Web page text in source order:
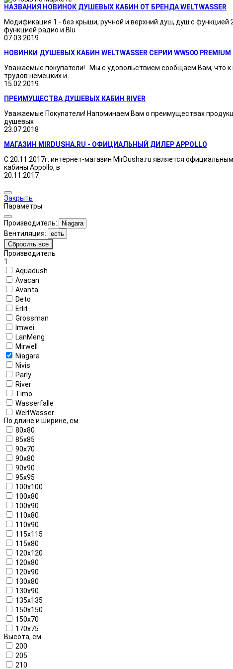
НАЗВАНИЯ НОВИНОК ДУШЕВЫХ КАБИН ОТ БРЕНДА WELTWASSER
Модификация 1 - без крыши, ручной и верхний душ, душ с
функцией радио и Blu
07.03.2019
НОВИНКИ ДУШЕВЫХ КАБИН WELTWASSER СЕРИИ WW500 PREMIUM
Уважаемые покупатели! Мы с удовольствием сообщаем Вам, что к
трудов немецких и
15.02.2019
ПРЕИМУЩЕСТВА ДУШЕВЫХ КАБИН RIVER
Уважаемые Покупатели! Напоминаем Вам о преимуществах
душевых
23.07.2018
МАГАЗИН MIRDUSHA.RU - ОФИЦИАЛЬНЫЙ ДИЛЕР APPOLLO
С 20.11.2017г. интернет-магазин MirDusha.ru является
кабины Appollo, в
20.11.2017
Закрыть
Параметры
Производитель: Niagara
Вентиляция:
есть
Сбросить все
Производитель
1
Aquadush
Avacan
Avanta
Deto
Erlit
Grossman
Imwei
LanMeng
Mirwell
Niagara
Nivis
Parly
River
Timo
Wasserfalle
WeltWasser
По длине и ширине, см
80x80
85x85
90x70
90x80
90x90
95x95
100x100
100x80
100x90
110x80
110x90
115x115
115x80
120x120
120x80
120x90
130x80
130x90
135x135
150x150
150x70
170x75
Высота, см
200
205
210